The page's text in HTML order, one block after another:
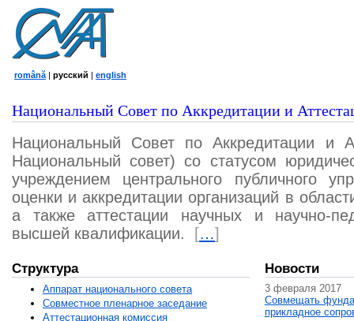
română | русский | english
Национальный Совет по Аккредитации и
Национальный Совет по Аккредитации и
Национальный совет) со статусом
учреждением центрального публичного
оценки и аккредитации организаций в
а также аттестации научных и научно-
высшей квалификации.
[…]
Структура
Аппарат национального совета
Совместное пленарное заседание
Аттестационная комисcия
Новости
3 февраля 2017
Совмещать
прикладное